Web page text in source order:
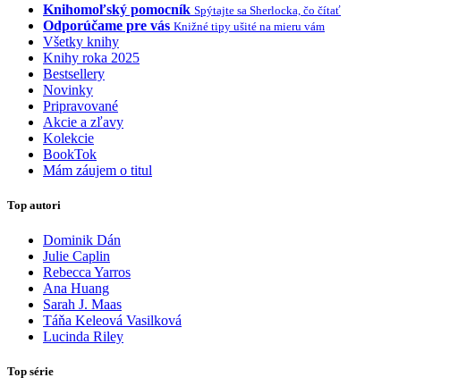
Knihomoľský pomocník Spýtajte sa Sherlocka, čo čítať
Odporúčame pre vás Knižné tipy ušité na mieru vám
Všetky knihy
Knihy roka 2025
Bestsellery
Novinky
Pripravované
Akcie a zľavy
Kolekcie
BookTok
Mám záujem o titul
Top autori
Dominik Dán
Julie Caplin
Rebecca Yarros
Ana Huang
Sarah J. Maas
Táňa Keleová Vasilková
Lucinda Riley
Top série